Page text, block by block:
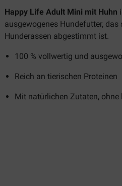
Happy Life Adult Mini mit Huhn
ausgewogenes Hundefutter,
Hunderassen abgestimmt ist.
100 % vollwertig und
Reich an tierischen Proteinen
Mit natürlichen Zutaten,